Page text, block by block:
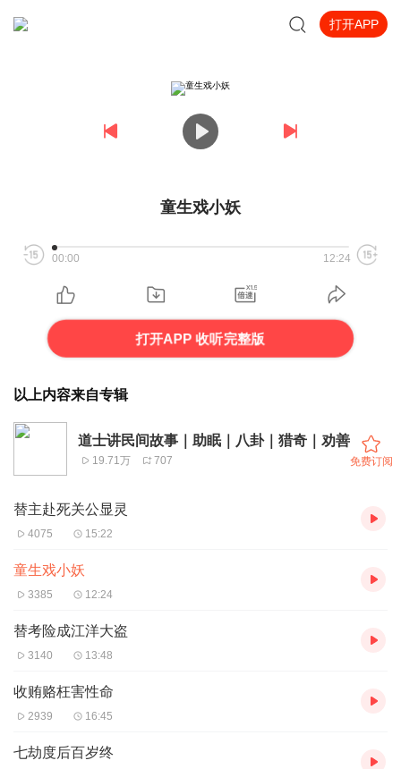
打开APP
童生戏小妖
00:00 12:24
打开APP 收听完整版
以上内容来自专辑
道士讲民间故事｜助眠｜八卦｜猎奇｜劝善
19.71万 707 免费订阅
替主赴死关公显灵
4075 15:22
童生戏小妖
3385 12:24
替考险成江洋大盗
3140 13:48
收贿赂枉害性命
2939 16:45
七劫度后百岁终